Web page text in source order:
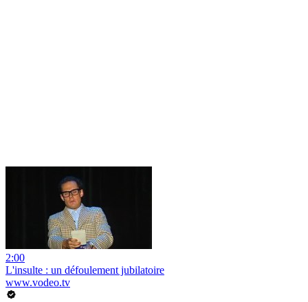
2:00
L'insulte : un défoulement jubilatoire
www.vodeo.tv